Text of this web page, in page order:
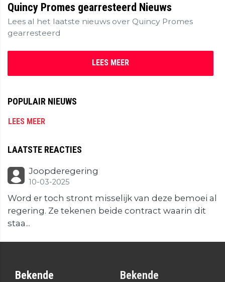
Quincy Promes gearresteerd Nieuws
Lees al het laatste nieuws over Quincy Promes
gearresteerd
LEES MEER
POPULAIR NIEUWS
LEES MEER
LAATSTE REACTIES
Joopderegering
10-03-2025
Word er toch stront misselijk van deze bemoei al
regering. Ze tekenen beide contract waarin dit
staa...
Bekende
Bekende